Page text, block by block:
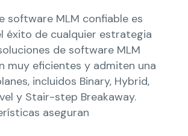
software MLM confiable es
éxito de cualquier estrategia
de software MLM
muy eficientes y admiten una
incluidos Binary, Hybrid,
y Stair-step Breakaway.
aseguran